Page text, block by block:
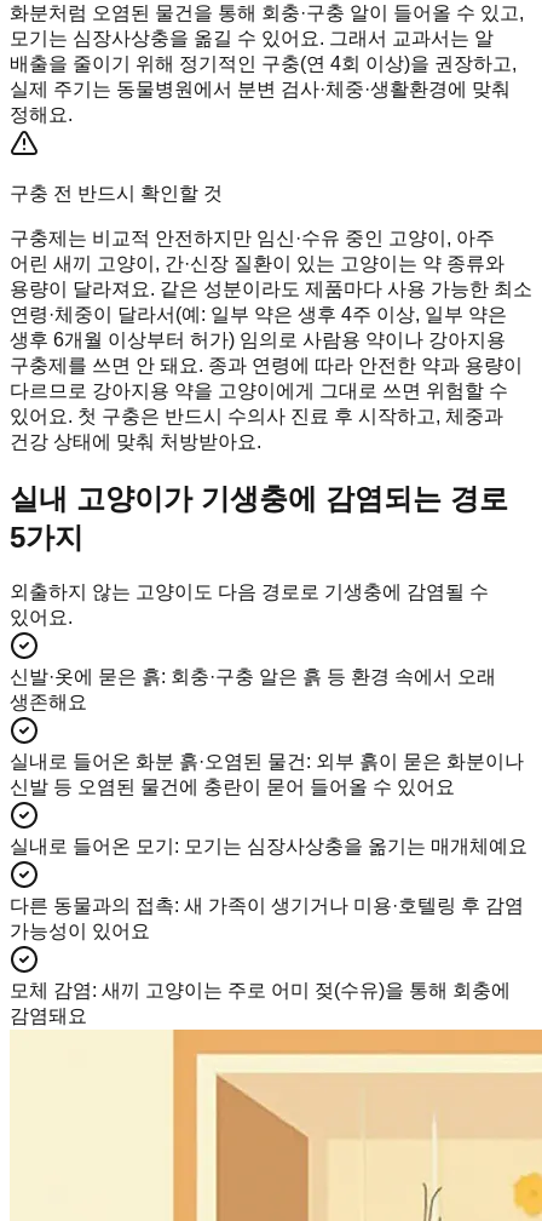
화분처럼 오염된 물건을 통해 회충·구충 알이 들어올 수 있고,
모기는 심장사상충을 옮길 수 있어요. 그래서 교과서는 알
배출을 줄이기 위해 정기적인 구충(연 4회 이상)을 권장하고,
실제 주기는 동물병원에서 분변 검사·체중·생활환경에 맞춰
정해요.
구충 전 반드시 확인할 것
구충제는 비교적 안전하지만 임신·수유 중인 고양이, 아주
어린 새끼 고양이, 간·신장 질환이 있는 고양이는 약 종류와
용량이 달라져요. 같은 성분이라도 제품마다 사용 가능한 최소
연령·체중이 달라서(예: 일부 약은 생후 4주 이상, 일부 약은
생후 6개월 이상부터 허가) 임의로 사람용 약이나 강아지용
구충제를 쓰면 안 돼요. 종과 연령에 따라 안전한 약과 용량이
다르므로 강아지용 약을 고양이에게 그대로 쓰면 위험할 수
있어요. 첫 구충은 반드시 수의사 진료 후 시작하고, 체중과
건강 상태에 맞춰 처방받아요.
실내 고양이가 기생충에 감염되는 경로
5가지
외출하지 않는 고양이도 다음 경로로 기생충에 감염될 수
있어요.
신발·옷에 묻은 흙: 회충·구충 알은 흙 등 환경 속에서 오래
생존해요
실내로 들어온 화분 흙·오염된 물건: 외부 흙이 묻은 화분이나
신발 등 오염된 물건에 충란이 묻어 들어올 수 있어요
실내로 들어온 모기 : 모기는 심장사상충을 옮기는 매개체예요
다른 동물과의 접촉: 새 가족이 생기거나 미용·호텔링 후 감염
가능성이 있어요
모체 감염: 새끼 고양이는 주로 어미 젖(수유)을 통해 회충에
감염돼요